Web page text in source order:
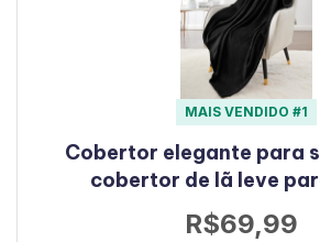
MAIS VENDIDO #1
Cobertor elegante para
cobertor de lã leve
R$69,99